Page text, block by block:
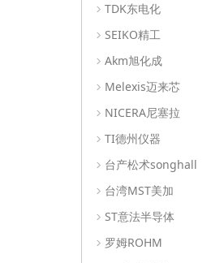
TDK东电化
SEIKO精工
Akm旭化成
Melexis迈来芯
NICERA尼塞拉
TI德州仪器
台产松术songhall
台湾MST美加
ST意法半导体
罗姆ROHM